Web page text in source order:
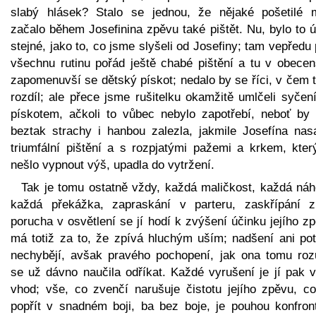
slabý hlásek? Stalo se jednou, že nějaké pošetilé
začalo během Josefinina zpěvu také pištět. Nu, bylo to
stejné, jako to, co jsme slyšeli od Josefiny; tam vepředu
všechnu rutinu pořád ještě chabé pištění a tu v
zapomenuvší se dětský pískot; nedalo by se říci, v čem
rozdíl; ale přece jsme rušitelku okamžitě umlčeli
pískotem, ačkoli to vůbec nebylo zapotřebí, neboť by
beztak strachy i hanbou zalezla, jakmile Josefína
triumfální pištění a s rozpjatými pažemi a krkem,
nešlo vypnout výš, upadla do vytržení.
Tak je tomu ostatně vždy, každá maličkost, každá
každá překážka, zapraskání v parteru, zaskřípání
porucha v osvětlení se jí hodí k zvýšení účinku jejího
má totiž za to, že zpívá hluchým uším; nadšení ani
nechybějí, avšak pravého pochopení, jak ona tomu
se už dávno naučila odříkat. Každé vyrušení je jí pak
vhod; vše, co zvenčí narušuje čistotu jejího zpěvu,
popřít v snadném boji, ba bez boje, je pouhou